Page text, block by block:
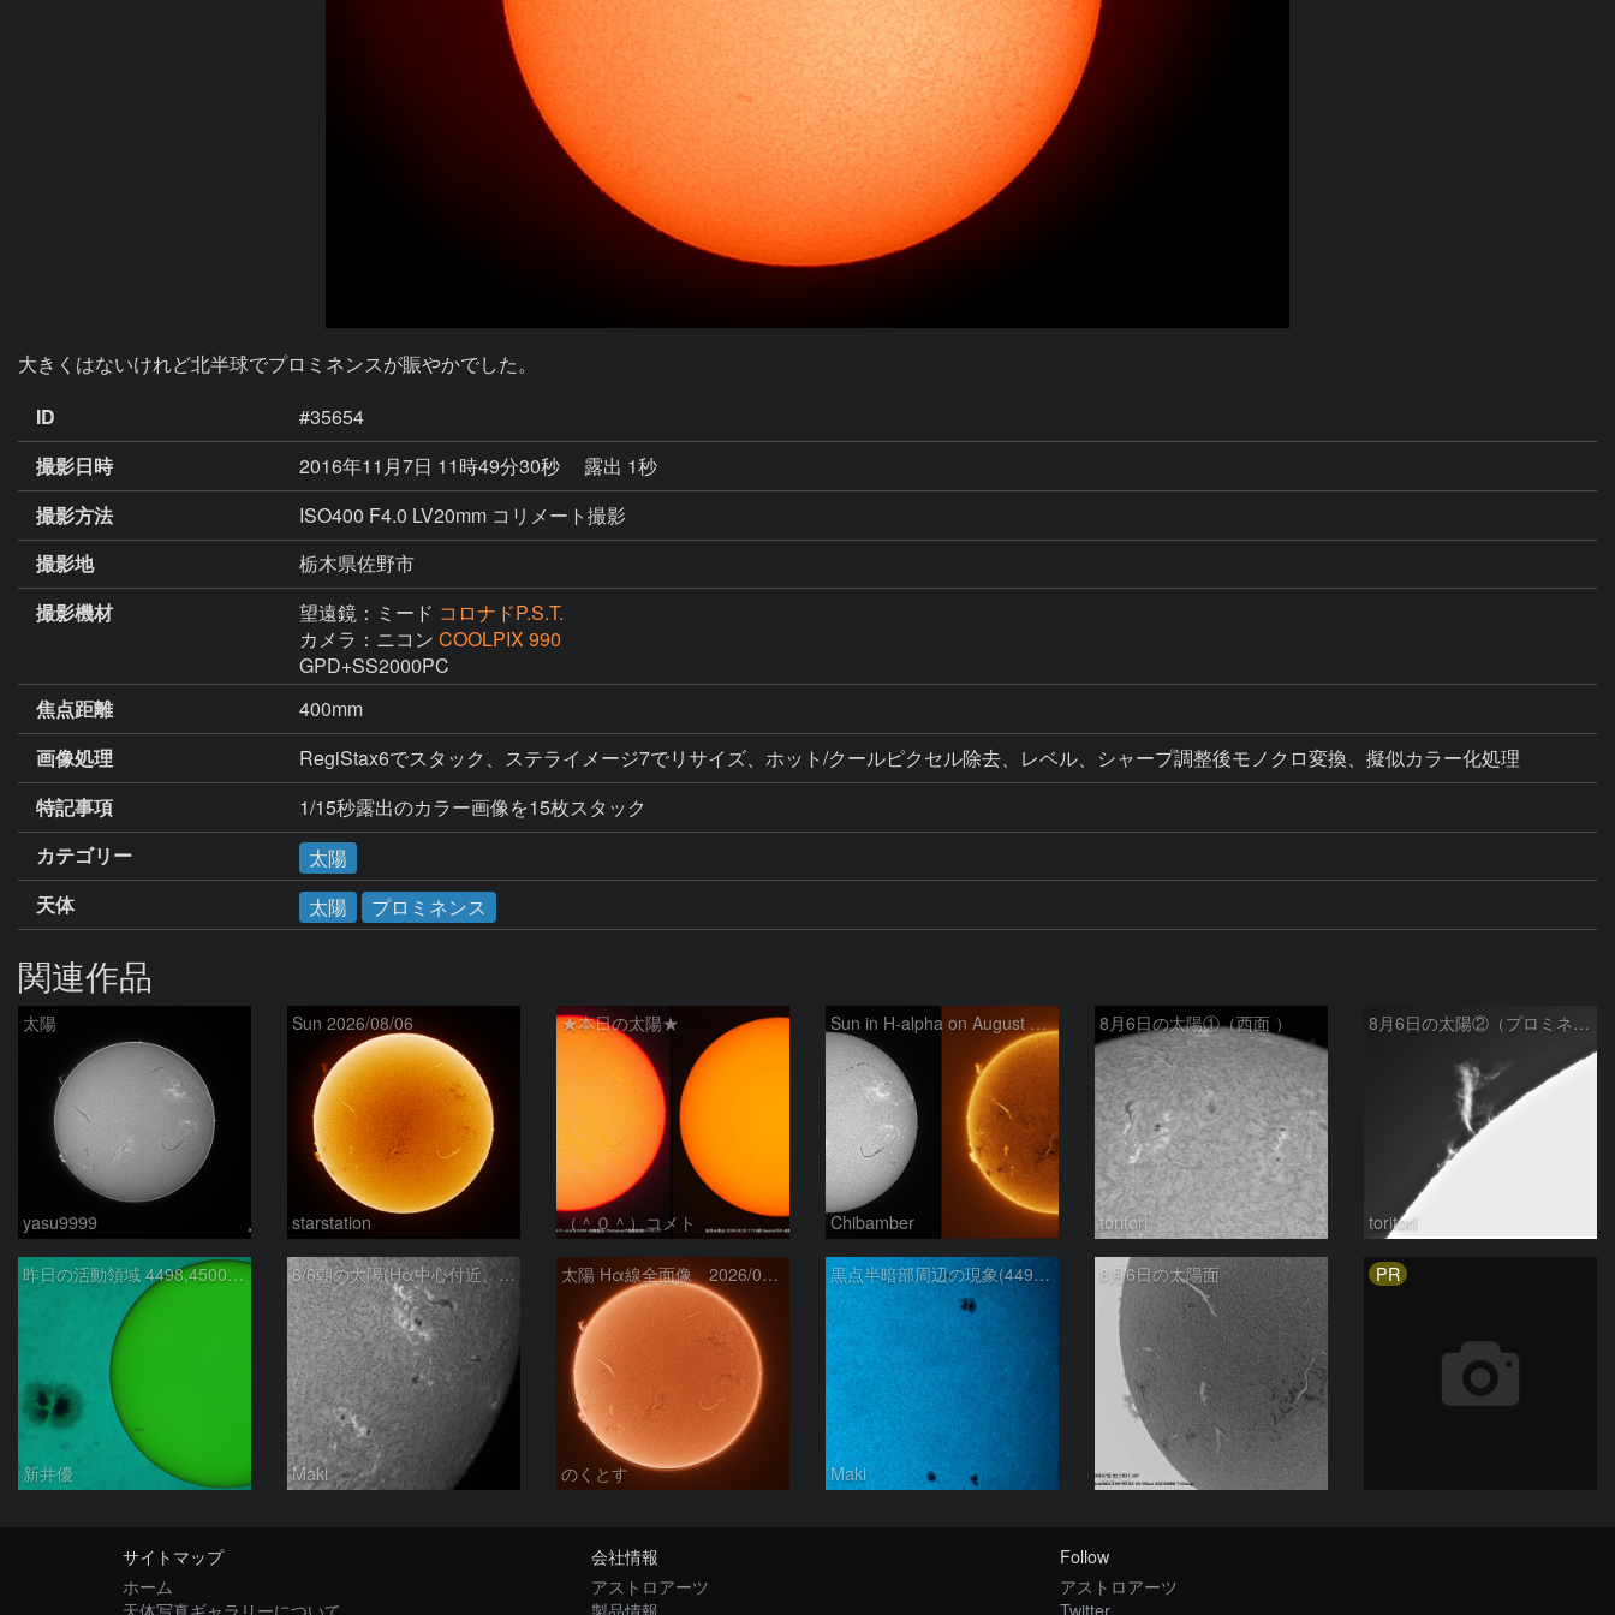
大きくはないけれど北半球でプロミネンスが賑やかでした。
ID
#35654
撮影日時
2016年11月7日 11時49分30秒
露出 1秒
撮影方法
ISO400 F4.0 LV20mm コリメート撮影
撮影地
栃木県佐野市
撮影機材
望遠鏡：ミード コロナドP.S.T.
カメラ：ニコン COOLPIX 990
GPD+SS2000PC
焦点距離
400mm
画像処理
RegiStax6でスタック、ステライメージ7でリサイズ、ホット/クールピクセル除去、レベル、シャープ調整後モノクロ変換、擬似カラー化処理
特記事項
1/15秒露出のカラー画像を15枚スタック
カテゴリー
太陽
天体
太陽 プロミネンス
関連作品
太陽
yasu9999
Sun 2026/08/06
starstation
★本日の太陽★
（＾０＾）コメト
Sun in H-alpha on August 6, 2026
Chibamber
8月6日の太陽①（西面 ）
toritori
8月6日の太陽②（プロミネン北東縁 ）
toritori
昨日の活動領域 4498,4500：2026/08/05
新井優
8/6朝の太陽(Hα中心付近、4498、4502付近)
Maki
太陽 Hα線全面像 2026/08/06
のくとす
黒点半暗部周辺の現象(4498、4502付近)8/6
Maki
8月6日の太陽面
ta-o
PR
サイトマップ
ホーム
天体写真ギャラリーについて
会社情報
アストロアーツ
製品情報
Follow
アストロアーツ
Twitter